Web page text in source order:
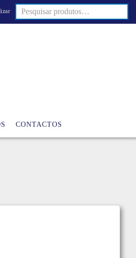
CONTACTOS